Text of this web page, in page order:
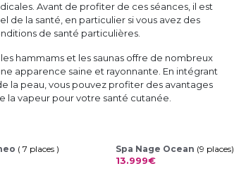
Avant de profiter de ces séances, il est
de la santé, en particulier si vous avez des
de santé particulières.
hammams et les saunas offre de nombreux
apparence saine et rayonnante. En intégrant
la peau, vous pouvez profiter des avantages
la vapeur pour votre santé cutanée.
( 7 places ) Spa Nage Ocean (9 places)
13.999€